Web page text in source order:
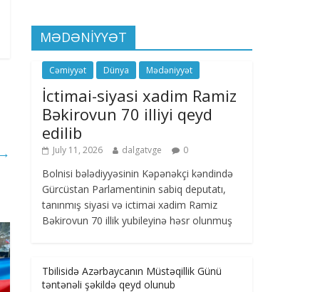
→
MƏDƏNİYYƏT
Cəmiyyət Dünya Mədəniyyət
İctimai-siyasi xadim Ramiz
Bəkirovun 70 illiyi qeyd
edilib
July 11, 2026 dalgatvge 0
Bolnisi bələdiyyəsinin Kəpənəkçi kəndində
Gürcüstan Parlamentinin sabiq deputatı,
tanınmış siyasi və ictimai xadim Ramiz
Bəkirovun 70 illik yubileyinə həsr olunmuş
Tbilisidə Azərbaycanın Müstəqillik Günü
təntənəli şəkildə qeyd olunub